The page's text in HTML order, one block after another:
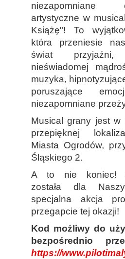
niezapomniane
artystyczne w
Książę"! To
która przeniesie
świat
nieświadomej
muzyka,
poruszające
niezapomniane
Musical grany jest w
przepięknej
Miasta Ogrodów,
Śląskiego 2.
A to nie koniec!
została dla
specjalna akcja
przegapcie tej okazji!
Kod możliwy do
bezpośrednio
https://